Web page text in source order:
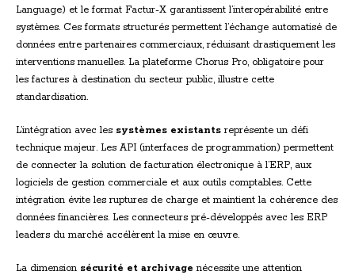
Language) et le format Factur-X garantissent l’interopérabilité entre
systèmes. Ces formats structurés permettent l’échange automatisé de
données entre partenaires commerciaux, réduisant drastiquement les
interventions manuelles. La plateforme Chorus Pro, obligatoire pour
les factures à destination du secteur public, illustre cette
standardisation.
L’intégration avec les systèmes existants représente un défi
technique majeur. Les API (interfaces de programmation) permettent
de connecter la solution de facturation électronique à l’ERP, aux
logiciels de gestion commerciale et aux outils comptables. Cette
intégration évite les ruptures de charge et maintient la cohérence des
données financières. Les connecteurs pré-développés avec les ERP
leaders du marché accélèrent la mise en œuvre.
La dimension sécurité et archivage nécessite une attention